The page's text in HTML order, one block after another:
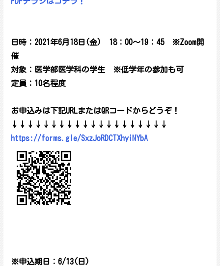
日時：2021年6月18日(金) 18：00～19：45 ※Zoom開
催
対象：医学部医学科の学生 ※低学年の参加も可
定員：10名程度
お申込みは下記URLまたはQRコードからどうぞ！
↓↓↓↓↓↓↓↓↓↓↓↓↓↓↓↓↓↓↓↓
https://forms.gle/SxzJoRDCTXhyiNYbA
※申込期日：6/13(日)